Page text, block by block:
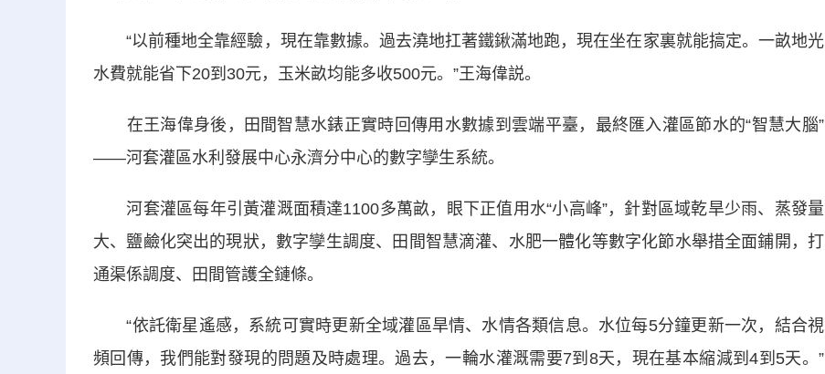
“以前種地全靠經驗，現在靠數據。過去澆地扛著鐵鍬滿地跑，現在坐在家裏就能搞定。一畝地光
水費就能省下20到30元，玉米畝均能多收500元。”王海偉説。
在王海偉身後，田間智慧水錶正實時回傳用水數據到雲端平臺，最終匯入灌區節水的“智慧大腦”
——河套灌區水利發展中心永濟分中心的數字孿生系統。
河套灌區每年引黃灌溉面積達1100多萬畝，眼下正值用水“小高峰”，針對區域乾旱少雨、蒸發量
大、鹽鹼化突出的現狀，數字孿生調度、田間智慧滴灌、水肥一體化等數字化節水舉措全面鋪開，打
通渠係調度、田間管護全鏈條。
“依託衛星遙感，系統可實時更新全域灌區旱情、水情各類信息。水位每5分鐘更新一次，結合視
頻回傳，我們能對發現的問題及時處理。過去，一輪水灌溉需要7到8天，現在基本縮減到4到5天。”